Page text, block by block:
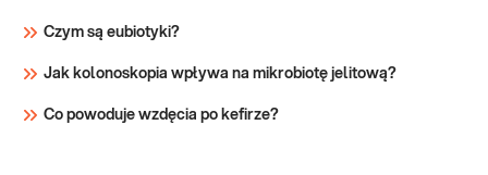
Czym są eubiotyki?
Jak kolonoskopia wpływa na mikrobiotę jelitową?
Co powoduje wzdęcia po kefirze?